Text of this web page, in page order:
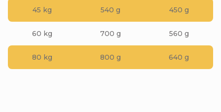
45 kg 540 g 450 g
60 kg 700 g 560 g
80 kg 800 g 640 g